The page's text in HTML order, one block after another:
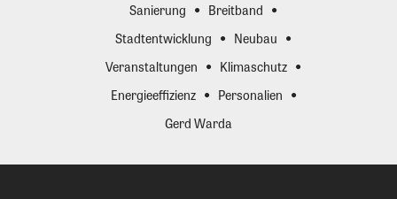
Sanierung
Breitband
Stadtentwicklung
Neubau
Veranstaltungen
Klimaschutz
Energieeffizienz
Personalien
Gerd Warda